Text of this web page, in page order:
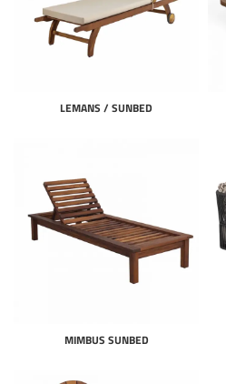
LEMANS / SUNBED
MIMBUS SUNBED